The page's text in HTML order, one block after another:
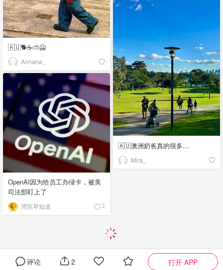
🇦🇺🐕☕️⛅️🥶
Annana_
🇦🇺澳洲奶爸真的很多…
Mira_
OpenAI因为给员工办绿卡，被美
司法部盯上了
湾区早知道 2
评论 2 打开 APP